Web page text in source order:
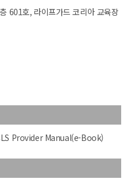
601호, 라이프가드 코리아 교육장
Provider Manual(e-Book)